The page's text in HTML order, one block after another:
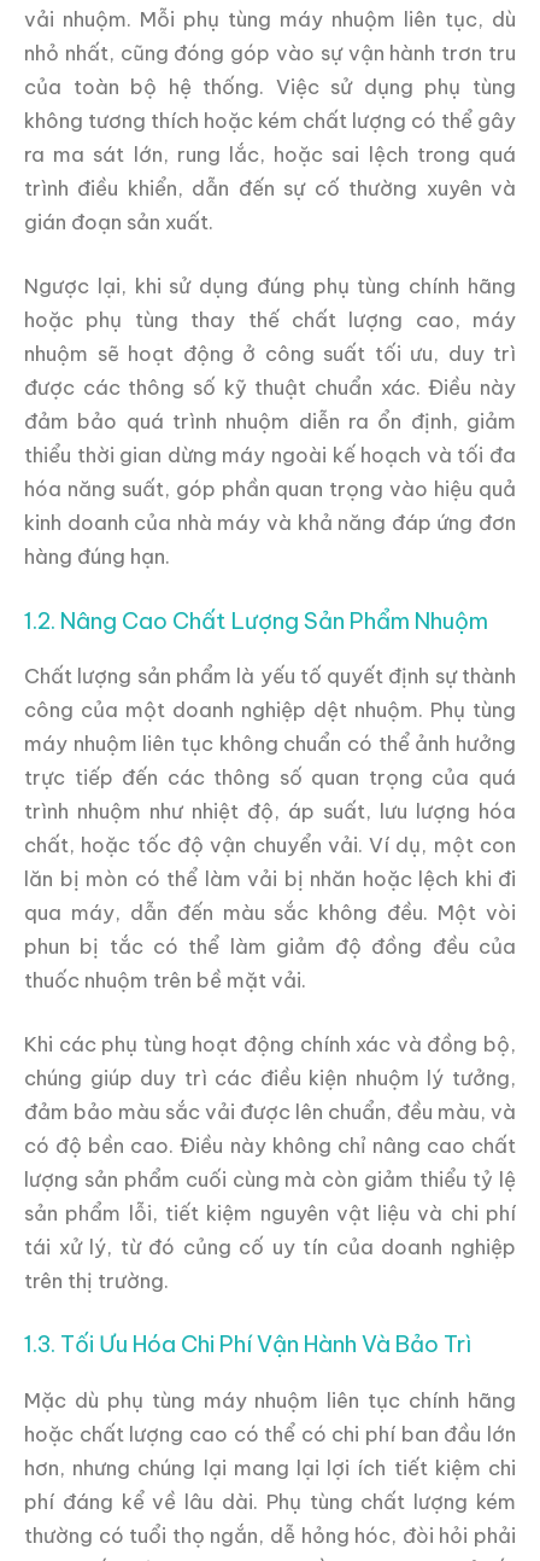
vải nhuộm. Mỗi phụ tùng máy nhuộm liên tục, dù
nhỏ nhất, cũng đóng góp vào sự vận hành trơn tru
của toàn bộ hệ thống. Việc sử dụng phụ tùng
không tương thích hoặc kém chất lượng có thể gây
ra ma sát lớn, rung lắc, hoặc sai lệch trong quá
trình điều khiển, dẫn đến sự cố thường xuyên và
gián đoạn sản xuất.
Ngược lại, khi sử dụng đúng phụ tùng chính hãng
hoặc phụ tùng thay thế chất lượng cao, máy
nhuộm sẽ hoạt động ở công suất tối ưu, duy trì
được các thông số kỹ thuật chuẩn xác. Điều này
đảm bảo quá trình nhuộm diễn ra ổn định, giảm
thiểu thời gian dừng máy ngoài kế hoạch và tối đa
hóa năng suất, góp phần quan trọng vào hiệu quả
kinh doanh của nhà máy và khả năng đáp ứng đơn
hàng đúng hạn.
1.2. Nâng Cao Chất Lượng Sản Phẩm Nhuộm
Chất lượng sản phẩm là yếu tố quyết định sự thành
công của một doanh nghiệp dệt nhuộm. Phụ tùng
máy nhuộm liên tục không chuẩn có thể ảnh hưởng
trực tiếp đến các thông số quan trọng của quá
trình nhuộm như nhiệt độ, áp suất, lưu lượng hóa
chất, hoặc tốc độ vận chuyển vải. Ví dụ, một con
lăn bị mòn có thể làm vải bị nhăn hoặc lệch khi đi
qua máy, dẫn đến màu sắc không đều. Một vòi
phun bị tắc có thể làm giảm độ đồng đều của
thuốc nhuộm trên bề mặt vải.
Khi các phụ tùng hoạt động chính xác và đồng bộ,
chúng giúp duy trì các điều kiện nhuộm lý tưởng,
đảm bảo màu sắc vải được lên chuẩn, đều màu, và
có độ bền cao. Điều này không chỉ nâng cao chất
lượng sản phẩm cuối cùng mà còn giảm thiểu tỷ lệ
sản phẩm lỗi, tiết kiệm nguyên vật liệu và chi phí
tái xử lý, từ đó củng cố uy tín của doanh nghiệp
trên thị trường.
1.3. Tối Ưu Hóa Chi Phí Vận Hành Và Bảo Trì
Mặc dù phụ tùng máy nhuộm liên tục chính hãng
hoặc chất lượng cao có thể có chi phí ban đầu lớn
hơn, nhưng chúng lại mang lại lợi ích tiết kiệm chi
phí đáng kể về lâu dài. Phụ tùng chất lượng kém
thường có tuổi thọ ngắn, dễ hỏng hóc, đòi hỏi phải